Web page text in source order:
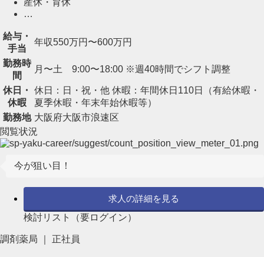
産休・育休
…
給与・
手当
年収550万円〜600万円
勤務時
間
月〜土 9:00〜18:00 ※週40時間でシフト調整
休日・
休暇
休日：日・祝・他 休暇：年間休日110日（有給休暇・
夏季休暇・年末年始休暇等）
勤務地 大阪府大阪市浪速区
閲覧状況
今が狙い目！
求人の詳細を見る
検討リスト（要ログイン）
調剤薬局 ｜ 正社員